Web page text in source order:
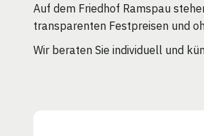
Auf dem Friedhof Ramspau
transparenten Festpreisen und
Wir beraten Sie individuell und